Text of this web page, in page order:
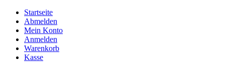
Startseite
Abmelden
Mein Konto
Anmelden
Warenkorb
Kasse